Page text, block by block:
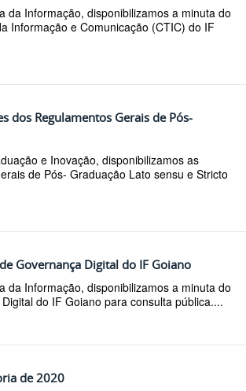
da Informação, disponibilizamos a minuta do
Informação e Comunicação (CTIC) do IF
dos Regulamentos Gerais de Pós-
e Inovação, disponibilizamos as
de Pós- Graduação Lato sensu e Stricto
Governança Digital do IF Goiano
da Informação, disponibilizamos a minuta do
do IF Goiano para consulta pública....
de 2020